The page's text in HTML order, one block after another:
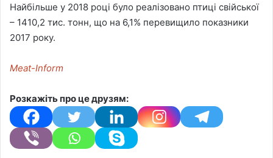
Найбільше у 2018 році було реалізовано птиці свійської
– 1410,2 тис. тонн, що на 6,1% перевищило показники
2017 року.
Meat-Inform
Розкажіть про це друзям: